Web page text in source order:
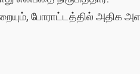
போராட்டத்தில் அதிக